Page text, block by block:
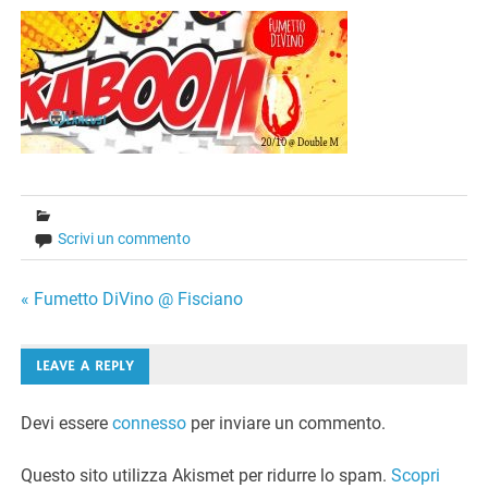
Scrivi un commento
Navigazione
articoli
« Fumetto DiVino @ Fisciano
LEAVE A REPLY
Devi essereconnesso per inviare un commento.
Questo sito utilizza Akismet per ridurre lo spam.Scopri